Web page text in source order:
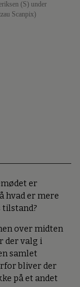
(S) under
Scanpix)
er
hvad er mere
tilstand?
over midten
der valg i
samlet
bliver der
på et andet